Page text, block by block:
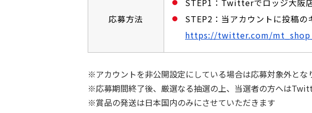
応募方法
STEP1：Twitterでロッジ大阪
STEP2：当アカウントに投稿
https://twitter.com/
※アカウントを非公開設定にしている場合は応募対象外とな
※応募期間終了後、厳選なる抽選の上、当選者の方へは
※賞品の発送は日本国内のみにさせていただきます